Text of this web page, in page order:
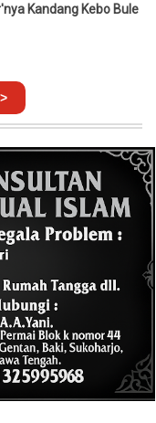
Kandang Kebo Bule